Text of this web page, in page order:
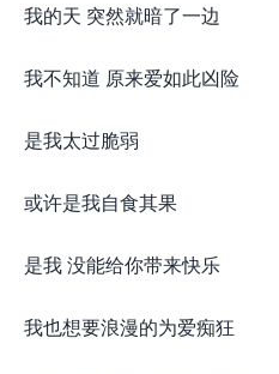
我的天 突然就暗了一边
我不知道 原来爱如此凶险
是我太过脆弱
或许是我自食其果
是我 没能给你带来快乐
我也想要浪漫的为爱痴狂